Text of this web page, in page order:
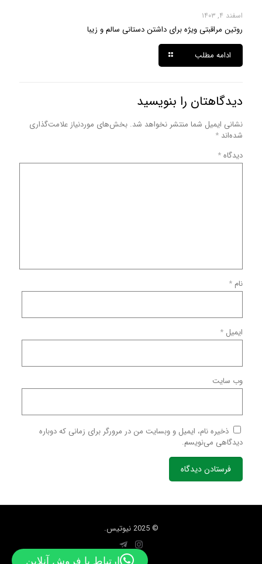
اسفند ۴, ۱۴۰۳
روتین مراقبتی ویژه برای داشتن دستانی سالم و زیبا
ادامه مطلب
دیدگاهتان را بنویسید
نشانی ایمیل شما منتشر نخواهد شد. بخش‌های موردنیاز علامت‌گذاری
شده‌اند *
دیدگاه*
نام *
ایمیل *
وب‌ سایت
ذخیره نام، ایمیل و وبسایت من در مرورگر برای زمانی که دوباره
دیدگاهی می‌نویسم.
© 2025 نیوتیس.
ارتباط با فروش آنلاین